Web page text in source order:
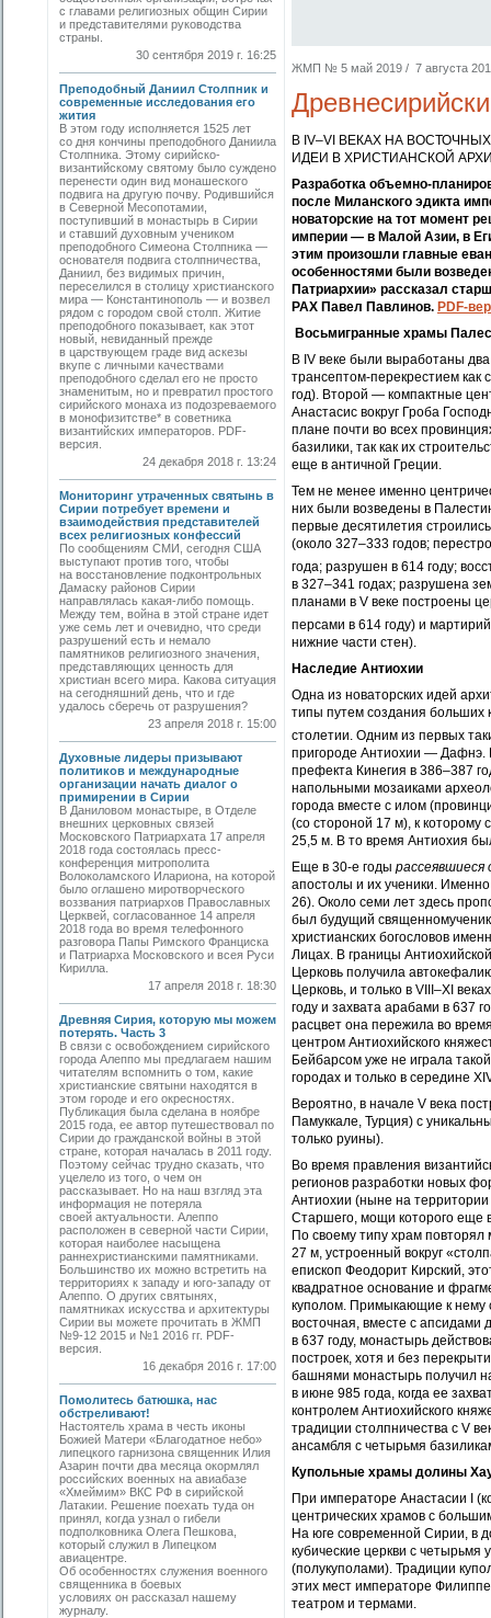
с главами религиозных общин Сирии
и представителями руководства
страны.
30 сентября 2019 г. 16:25
Преподобный Даниил Cтолпник и
современные исследования его
жития
В этом году исполняется 1525 лет
со дня кончины преподобного Даниила
Cтолпника. Этому сирийско-
византийскому святому было суждено
перенести один вид монашеского
подвига на другую почву. Родившийся
в Северной Месопотамии,
поступивший в монастырь в Сирии
и ставший духовным учеником
преподобного Симеона Столпника —
основателя подвига столпничества,
Даниил, без видимых причин,
переселился в столицу христианского
мира — Константинополь — и возвел
рядом с городом свой столп. Житие
преподобного показывает, как этот
новый, невиданный прежде
в царствующем граде вид аскезы
вкупе с личными качествами
преподобного сделал его не просто
знаменитым, но и превратил простого
сирийского монаха из подозреваемого
в монофизитстве* в советника
византийских императоров. PDF-
версия.
24 декабря 2018 г. 13:24
Мониторинг утраченных святынь в
Сирии потребует времени и
взаимодействия представителей
всех религиозных конфессий
По сообщениям СМИ, сегодня США
выступают против того, чтобы
на восстановление подконтрольных
Дамаску районов Сирии
направлялась какая-либо помощь.
Между тем, война в этой стране идет
уже семь лет и очевидно, что среди
разрушений есть и немало
памятников религиозного значения,
представляющих ценность для
христиан всего мира. Какова ситуация
на сегодняшний день, что и где
удалось сберечь от разрушения?
23 апреля 2018 г. 15:00
Духовные лидеры призывают
политиков и международные
организации начать диалог о
примирении в Сирии
В Даниловом монастыре, в Отделе
внешних церковных связей
Московского Патриархата 17 апреля
2018 года состоялась пресс-
конференция митрополита
Волоколамского Илариона, на которой
было оглашено миротворческого
воззвания патриархов Православных
Церквей, согласованное 14 апреля
2018 года во время телефонного
разговора Папы Римского Франциска
и Патриарха Московского и всея Руси
Кирилла.
17 апреля 2018 г. 18:30
Древняя Сирия, которую мы можем
потерять. Часть 3
В связи с освобождением сирийского
города Алеппо мы предлагаем нашим
читателям вспомнить о том, какие
христианские святыни находятся в
этом городе и его окресностях.
Публикация была сделана в ноябре
2015 года, ее автор путешествовал по
Сирии до гражданской войны в этой
стране, которая началась в 2011 году.
Поэтому сейчас трудно сказать, что
уцелело из того, о чем он
рассказывает. Но на наш взгляд эта
информация не потеряла
своей актуальности. Алеппо
расположен в северной части Сирии,
которая наиболее насыщена
раннехристианскими памятниками.
Большинство их можно встретить на
территориях к западу и юго-западу от
Алеппо. О других святынях,
памятниках искусства и архитектуры
Сирии вы можете прочитать в ЖМП
№9-12 2015 и №1 2016 гг. PDF-
версия.
16 декабря 2016 г. 17:00
Помолитесь батюшка, нас
обстреливают!
Настоятель храма в честь иконы
Божией Матери «Благодатное небо»
липецкого гарнизона священник Илия
Азарин почти два месяца окормлял
российских военных на авиабазе
«Хмеймим» ВКС РФ в сирийской
Латакии. Решение поехать туда он
принял, когда узнал о гибели
подполковника Олега Пешкова,
который служил в Липецком
авиацентре.
Об особенностях служения военного
священника в боевых
условиях он рассказал нашему
журналу.
ЖМП № 5 май 2019 / 7 августа
В IV–VI ВЕКАХ НА
ИДЕИ В ХРИСТИАНСКОЙ
Разработка объемно-
после Миланского эдикта
новаторские на тот момент
империи — в Малой Азии, в
этим произошли главные
особенностями были
Патриархии» рассказал
РАХ Павел Павлинов. PDF-
Восьмигранные храмы
В IV веке были выработаны
трансептом-перекрестием
год). Второй — компактные
Анастасис вокруг Гроба
плане почти во всех
базилики, так как их
еще в античной Греции.
Тем не менее именно
них были возведены в
первые десятилетия
(около 327–333 годов;
года; разрушен в 614 году;
в 327–341 годах; разрушена
планами в V веке построены
персами в 614 году) и мартирий
нижние части стен).
Наследие Антиохии
Одна из новаторских идей
типы путем создания больших
столетии. Одним из первых
пригороде Антиохии — Дафнэ.
префекта Кинегия в 386–387
напольными мозаиками
города вместе с илом
(со стороной 17 м), к
25,5 м. В то время Антиохия
Еще в 30-е годы
апостолы и их ученики.
26). Около семи лет здесь
был будущий
христианских богословов
Лицах. В границы
Церковь получила
Церковь, и только в VIII–XI
году и захвата арабами в 637
расцвет она пережила во
центром Антиохийского
Бейбарсом уже не играла
городах и только в середине
Вероятно, в начале V века
Памуккале, Турция) с
только руины).
Во время правления
регионов разработки новых
Антиохии (ныне на
Старшего, мощи которого еще
По своему типу храм
27 м, устроенный вокруг
епископ Феодорит Кирский,
квадратное основание и
куполом. Примыкающие к нему
восточная, вместе с апсидами
в 637 году, монастырь
построек, хотя и без
башнями монастырь получил
в июне 985 года, когда ее
контролем Антиохийского
традиции столпничества с V
ансамбля с четырьмя
Купольные храмы долины
При императоре Анастасии I
центрических храмов с
На юге современной Сирии, в
кубические церкви с
(полукуполами). Традиции
этих мест императоре
театром и термами.